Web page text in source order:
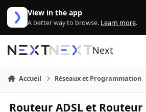
Aller au contenu
View in the app
A better way to browse. Learn more.
Next
Accueil Réseaux et Programmation
Routeur ADSL et Routeur